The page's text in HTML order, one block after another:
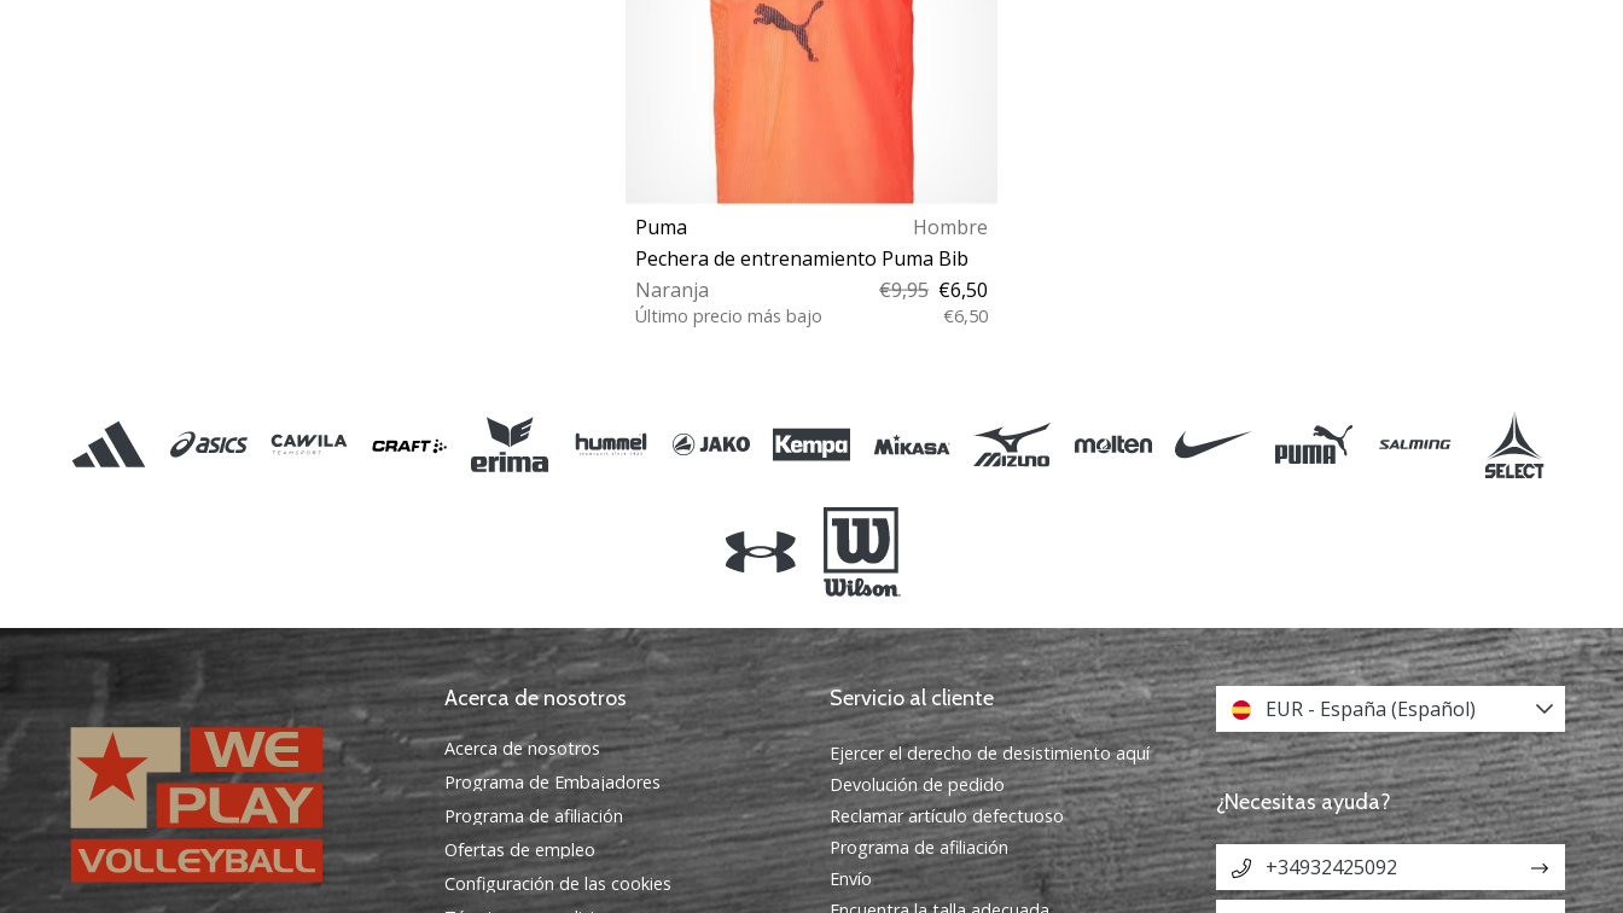
Puma
Hombre
Pechera de entrenamiento Puma Bib
Naranja
€9,95 €6,50
Último precio más bajo €6,50
Acerca de nosotros
Acerca de nosotros
Programa de Embajadores
Programa de afiliación
Ofertas de empleo
Configuración de las cookies
Servicio al cliente
Ejercer el derecho de desistimiento aquí
Devolución de pedido
Reclamar artículo defectuoso
Programa de afiliación
Envío
EUR - España (Español)
¿Necesitas ayuda?
+34932425092